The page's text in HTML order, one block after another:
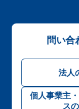
問い合
法人
個人事業主
ス